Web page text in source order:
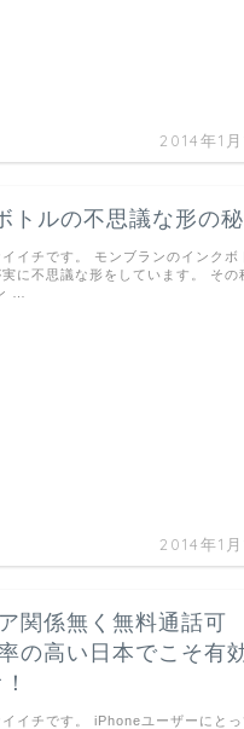
2014年1月
トルの不思議な形の
2014年1月
イチです。 モンブランのインクボ
に不思議な形をしています。 その
…
関係無く無料通話可
の高い日本でこそ有
イチです。 iPhoneユーザーにとっ